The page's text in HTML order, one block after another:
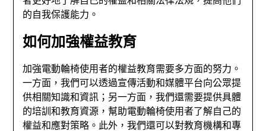
的自我保護能力。
如何加強權益教育
加強電動輪椅使用者的權益教育需要多方面的努力。
一方面，我們可以透過宣傳活動和媒體平台向公眾提
供相關知識和資訊；另一方面，我們還需要提供具體
的培訓和教育資源，幫助電動輪椅使用者了解自己的
權益和應對策略。此外，我們還可以對教育機構和專